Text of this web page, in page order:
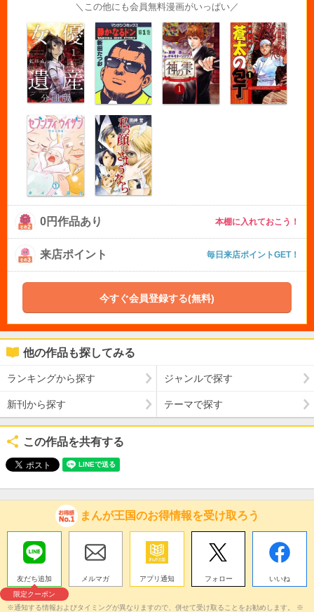
＼この他にも会員無料漫画がいっぱい／
0円作品あり 本棚に入れておこう！
来店ポイント 毎日来店ポイントGET！
今すぐ会員登録する(無料)
他の作品も探してみる
ランキングから探す ジャンルで探す
新刊から探す テーマで探す
この作品を共有する
まんが王国のお得情報を受け取ろう
友だち追加
限定クーポン
メルマガ アプリ通知 フォロー いいね
※通知する情報およびタイミングが異なりますので、併せて受け取ることをお勧めします。 ※